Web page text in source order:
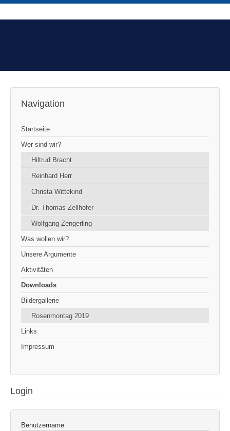
Navigation
Startseite
Wer sind wir?
Hiltrud Bracht
Reinhard Herr
Christa Wittekind
Dr. Thomas Zellhofer
Wolfgang Zengerling
Was wollen wir?
Unsere Argumente
Aktivitäten
Downloads
Bildergallerie
Rosenmontag 2019
Links
Impressum
Login
Benutzername